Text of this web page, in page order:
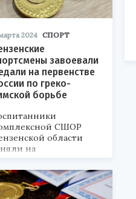
2024 СПОРТ
завоевали
на первенстве
по греко-
борьбе
СШОР
области
на
второе и
места.